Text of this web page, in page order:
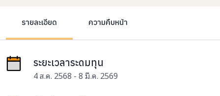
รายละเอียด ความคืบหน้า
ระยะเวลาระดมทุน
4 ส.ค. 2568 - 8 มี.ค. 2569